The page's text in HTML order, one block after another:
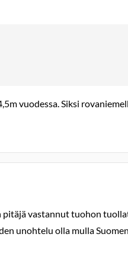
vuodessa. Siksi
vastannut tuohon
unohtelu olla mulla